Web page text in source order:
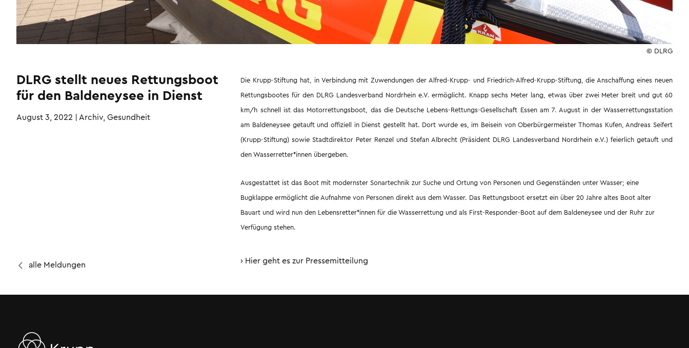
© DLRG
DLRG stellt neues Rettungsboot
für den Baldeneysee in Dienst
August 3, 2022 |Archiv, Gesundheit
Die Krupp-Stiftung hat, in Verbindung mit Zuwendungen der Alfred-Krupp- und Friedrich-Alfred-Krupp-Stiftung, die Anschaffung eines neuen
Rettungsbootes für den DLRG Landesverband Nordrhein e.V. ermöglicht. Knapp sechs Meter lang, etwas über zwei Meter breit und gut 60
km/h schnell ist das Motorrettungsboot, das die Deutsche Lebens-Rettungs-Gesellschaft Essen am 7. August in der Wasserrettungsstation
am Baldeneysee getauft und offiziell in Dienst gestellt hat. Dort wurde es, im Beisein von Oberbürgermeister Thomas Kufen, Andreas Seifert
(Krupp-Stiftung) sowie Stadtdirektor Peter Renzel und Stefan Albrecht (Präsident DLRG Landesverband Nordrhein e.V.) feierlich getauft und
den Wasserretter*innen übergeben.
Ausgestattet ist das Boot mit modernster Sonartechnik zur Suche und Ortung von Personen und Gegenständen unter Wasser; eine
Bugklappe ermöglicht die Aufnahme von Personen direkt aus dem Wasser. Das Rettungsboot ersetzt ein über 20 Jahre altes Boot alter
Bauart und wird nun den Lebensretter*innen für die Wasserrettung und als First-Responder-Boot auf dem Baldeneysee und der Ruhr zur
Verfügung stehen.
Hier geht es zur Pressemitteilung
alle Meldungen